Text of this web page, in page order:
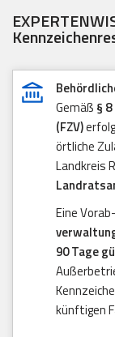
Gemäß §
(FZV)
örtliche
Landkreis
Eine
90 Tage
künftigen